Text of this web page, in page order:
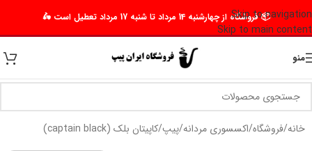
Skip to navigation
Skip to main content
📦 فروشگاه از چهارشنبه 14 مرداد تا شنبه 17 مرداد تعطیل است 🛵
منو
خانه/فروشگاه/اکسسوری مردانه/پیپ/کاپیتان بلک (captain black)